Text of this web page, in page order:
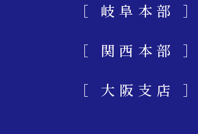
［ 岐阜本部 ］
［ 関西本部 ］
［ 大阪支店 ］